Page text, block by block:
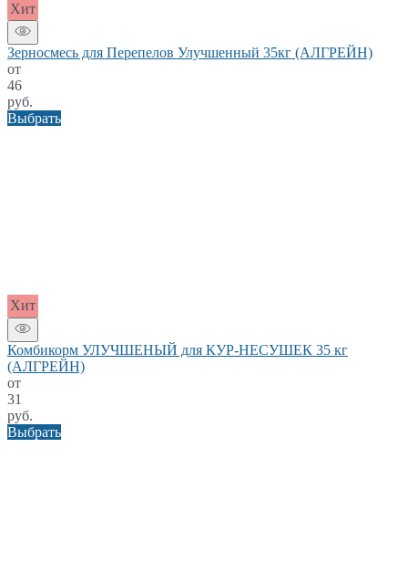
Хит
Зерносмесь для Перепелов Улучшенный 35кг (АЛГРЕЙН)
от
46
руб.
Выбрать
Хит
Комбикорм УЛУЧШЕНЫЙ для КУР-НЕСУШЕК 35 кг
(АЛГРЕЙН)
от
31
руб.
Выбрать